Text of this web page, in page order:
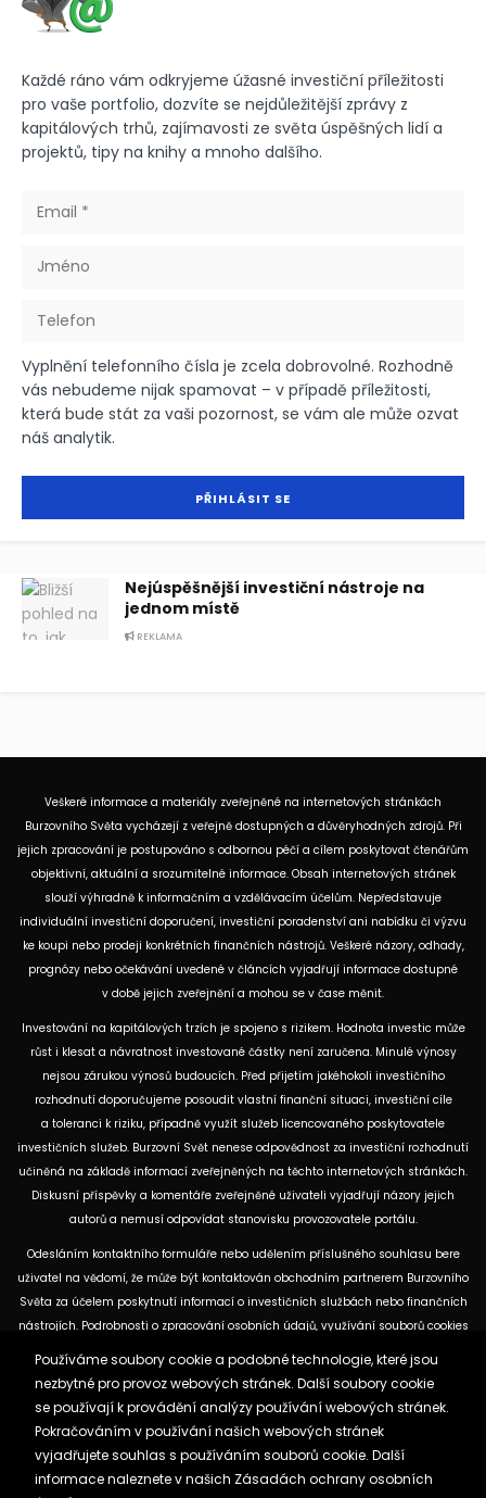
Každé ráno vám odkryjeme úžasné investiční příležitosti
pro vaše portfolio, dozvíte se nejdůležitější zprávy z
kapitálových trhů, zajímavosti ze světa úspěšných lidí a
projektů, tipy na knihy a mnoho dalšího.
Vyplnění telefonního čísla je zcela dobrovolné. Rozhodně
vás nebudeme nijak spamovat – v případě příležitosti,
která bude stát za vaši pozornost, se vám ale může ozvat
náš analytik.
Nejúspěšnější investiční nástroje na
jednom místě
REKLAMA
Veškeré informace a materiály zveřejněné na internetových stránkách
Burzovního Světa vycházejí z veřejně dostupných a důvěryhodných zdrojů. Při
jejich zpracování je postupováno s odbornou péčí a cílem poskytovat čtenářům
objektivní, aktuální a srozumitelné informace. Obsah internetových stránek
slouží výhradně k informačním a vzdělávacím účelům. Nepředstavuje
individuální investiční doporučení, investiční poradenství ani nabídku či výzvu
ke koupi nebo prodeji konkrétních finančních nástrojů. Veškeré názory, odhady,
prognózy nebo očekávání uvedené v článcích vyjadřují informace dostupné
v době jejich zveřejnění a mohou se v čase měnit.
Investování na kapitálových trzích je spojeno s rizikem. Hodnota investic může
růst i klesat a návratnost investované částky není zaručena. Minulé výnosy
nejsou zárukou výnosů budoucích. Před přijetím jakéhokoli investičního
rozhodnutí doporučujeme posoudit vlastní finanční situaci, investiční cíle
a toleranci k riziku, případně využít služeb licencovaného poskytovatele
investičních služeb. Burzovní Svět nenese odpovědnost za investiční rozhodnutí
učiněná na základě informací zveřejněných na těchto internetových stránkách.
Diskusní příspěvky a komentáře zveřejněné uživateli vyjadřují názory jejich
autorů a nemusí odpovídat stanovisku provozovatele portálu.
Odesláním kontaktního formuláře nebo udělením příslušného souhlasu bere
uživatel na vědomí, že může být kontaktován obchodním partnerem Burzovního
Světa za účelem poskytnutí informací o investičních službách nebo finančních
nástrojích. Podrobnosti o zpracování osobních údajů, využívání souborů cookies
dostupných na těchto internetových stránkách. U jednotlivých článků mohou
být uvedeny informace o použitých zdrojích, datu původní analýzy nebo datu,
ke kterému se vztahují uvedené tržní údaje.
Zásady ochrany osobních údajů a cookies
Používáme soubory cookie a podobné technologie, které jsou
nezbytné pro provoz webových stránek. Další soubory cookie
se používají k provádění analýzy používání webových stránek.
Pokračováním v používání našich webových stránek
vyjadřujete souhlas s používáním souborů cookie. Další
informace naleznete v našich Zásadách ochrany osobních